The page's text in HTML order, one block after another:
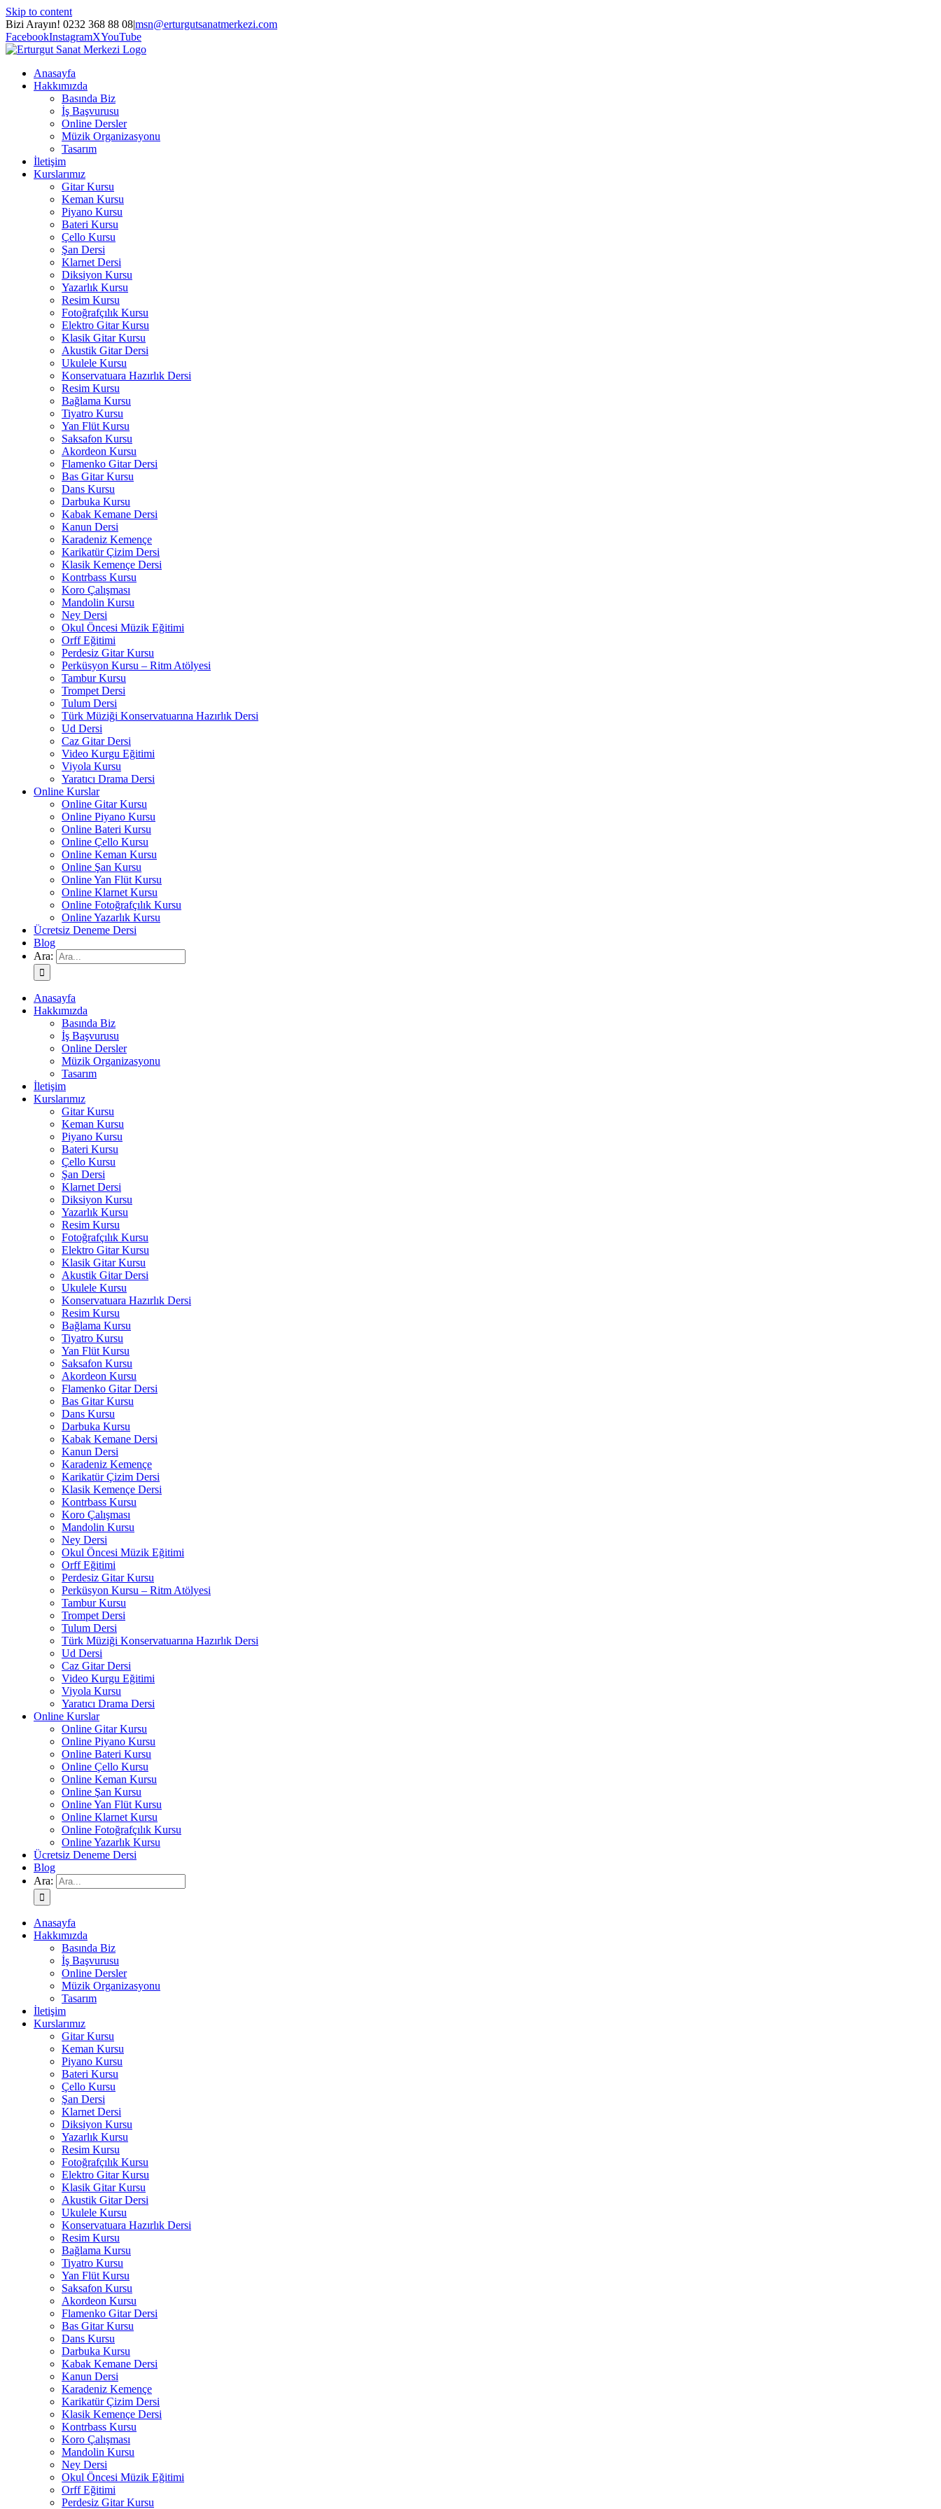
Skip to content
Bizi Arayın! 0232 368 88 08|msn@erturgutsanatmerkezi.com
FacebookInstagramXYouTube
Anasayfa
Hakkımızda
Basında Biz
İş Başvurusu
Online Dersler
Müzik Organizasyonu
Tasarım
İletişim
Kurslarımız
Gitar Kursu
Keman Kursu
Piyano Kursu
Bateri Kursu
Çello Kursu
Şan Dersi
Klarnet Dersi
Diksiyon Kursu
Yazarlık Kursu
Resim Kursu
Fotoğrafçılık Kursu
Elektro Gitar Kursu
Klasik Gitar Kursu
Akustik Gitar Dersi
Ukulele Kursu
Konservatuara Hazırlık Dersi
Resim Kursu
Bağlama Kursu
Tiyatro Kursu
Yan Flüt Kursu
Saksafon Kursu
Akordeon Kursu
Flamenko Gitar Dersi
Bas Gitar Kursu
Dans Kursu
Darbuka Kursu
Kabak Kemane Dersi
Kanun Dersi
Karadeniz Kemençe
Karikatür Çizim Dersi
Klasik Kemençe Dersi
Kontrbass Kursu
Koro Çalışması
Mandolin Kursu
Ney Dersi
Okul Öncesi Müzik Eğitimi
Orff Eğitimi
Perdesiz Gitar Kursu
Perküsyon Kursu – Ritm Atölyesi
Tambur Kursu
Trompet Dersi
Tulum Dersi
Türk Müziği Konservatuarına Hazırlık Dersi
Ud Dersi
Caz Gitar Dersi
Video Kurgu Eğitimi
Viyola Kursu
Yaratıcı Drama Dersi
Online Kurslar
Online Gitar Kursu
Online Piyano Kursu
Online Bateri Kursu
Online Çello Kursu
Online Keman Kursu
Online Şan Kursu
Online Yan Flüt Kursu
Online Klarnet Kursu
Online Fotoğrafçılık Kursu
Online Yazarlık Kursu
Ücretsiz Deneme Dersi
Blog
Ara:
Anasayfa
Hakkımızda
Basında Biz
İş Başvurusu
Online Dersler
Müzik Organizasyonu
Tasarım
İletişim
Kurslarımız
Gitar Kursu
Keman Kursu
Piyano Kursu
Bateri Kursu
Çello Kursu
Şan Dersi
Klarnet Dersi
Diksiyon Kursu
Yazarlık Kursu
Resim Kursu
Fotoğrafçılık Kursu
Elektro Gitar Kursu
Klasik Gitar Kursu
Akustik Gitar Dersi
Ukulele Kursu
Konservatuara Hazırlık Dersi
Resim Kursu
Bağlama Kursu
Tiyatro Kursu
Yan Flüt Kursu
Saksafon Kursu
Akordeon Kursu
Flamenko Gitar Dersi
Bas Gitar Kursu
Dans Kursu
Darbuka Kursu
Kabak Kemane Dersi
Kanun Dersi
Karadeniz Kemençe
Karikatür Çizim Dersi
Klasik Kemençe Dersi
Kontrbass Kursu
Koro Çalışması
Mandolin Kursu
Ney Dersi
Okul Öncesi Müzik Eğitimi
Orff Eğitimi
Perdesiz Gitar Kursu
Perküsyon Kursu – Ritm Atölyesi
Tambur Kursu
Trompet Dersi
Tulum Dersi
Türk Müziği Konservatuarına Hazırlık Dersi
Ud Dersi
Caz Gitar Dersi
Video Kurgu Eğitimi
Viyola Kursu
Yaratıcı Drama Dersi
Online Kurslar
Online Gitar Kursu
Online Piyano Kursu
Online Bateri Kursu
Online Çello Kursu
Online Keman Kursu
Online Şan Kursu
Online Yan Flüt Kursu
Online Klarnet Kursu
Online Fotoğrafçılık Kursu
Online Yazarlık Kursu
Ücretsiz Deneme Dersi
Blog
Ara:
Anasayfa
Hakkımızda
Basında Biz
İş Başvurusu
Online Dersler
Müzik Organizasyonu
Tasarım
İletişim
Kurslarımız
Gitar Kursu
Keman Kursu
Piyano Kursu
Bateri Kursu
Çello Kursu
Şan Dersi
Klarnet Dersi
Diksiyon Kursu
Yazarlık Kursu
Resim Kursu
Fotoğrafçılık Kursu
Elektro Gitar Kursu
Klasik Gitar Kursu
Akustik Gitar Dersi
Ukulele Kursu
Konservatuara Hazırlık Dersi
Resim Kursu
Bağlama Kursu
Tiyatro Kursu
Yan Flüt Kursu
Saksafon Kursu
Akordeon Kursu
Flamenko Gitar Dersi
Bas Gitar Kursu
Dans Kursu
Darbuka Kursu
Kabak Kemane Dersi
Kanun Dersi
Karadeniz Kemençe
Karikatür Çizim Dersi
Klasik Kemençe Dersi
Kontrbass Kursu
Koro Çalışması
Mandolin Kursu
Ney Dersi
Okul Öncesi Müzik Eğitimi
Orff Eğitimi
Perdesiz Gitar Kursu